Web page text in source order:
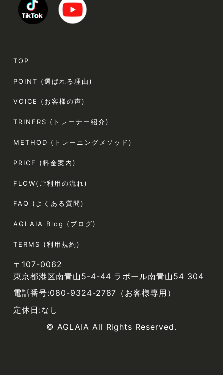
TOP
POINT (選ばれる理由)
VOICE (お客様の声)
TRINERS (トレーナー紹介)
METHOD (トレーニングメソッド)
PRICE (料金案内)
FLOW(ご利用の流れ)
FAQ (よくある質問)
AGLAIA Blog (ブログ)
TERMS (利用規約)
〒107-0062
東京都港区南青山5-4-44 ラポール南青山54 304
電話番号:080-9324-2787（お客様専用）
定休日:なし
© AGLAIA All Rights Reserved.